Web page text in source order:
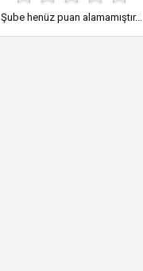
Şube henüz puan alamamıştır...